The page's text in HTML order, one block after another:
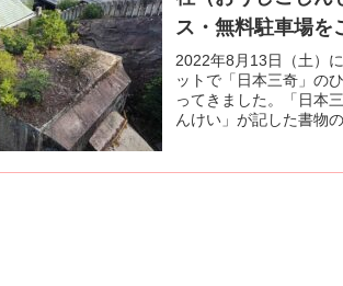
ス・無料駐車場を
2022年8月13日（土）
ットで「日本三奇」の
ってきました。「日本
んけい」が記した書物